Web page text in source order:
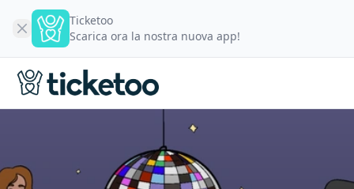
Ticketoo
Scarica ora la nostra nuova app!